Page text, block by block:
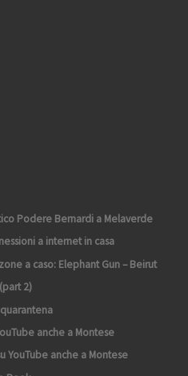
Podere Bernardi a Melaverde
a internet in casa
a caso: Elephant Gun – Beirut
2)
anche a Montese
YouTube anche a Montese